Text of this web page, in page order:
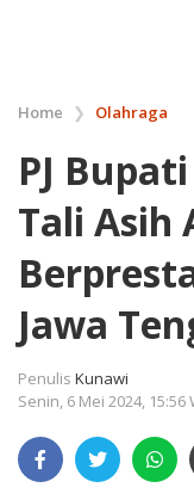
Home ❯ Olahraga
PJ
Tali Asih
Jawa
Penulis Kunawi
Senin, 6 Mei 2024, 15:56